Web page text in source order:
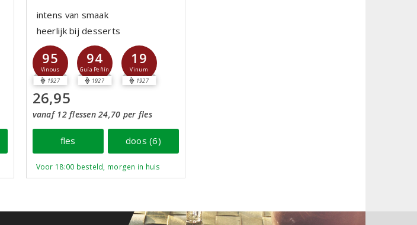
intens van smaak
heerlijk bij desserts
95
Vinous
1927
94
Guía Peñín
1927
19
Vinum
1927
26,95
vanaf 12 flessen 24,70 per fles
fles doos (6)
Voor 18:00 besteld, morgen in huis